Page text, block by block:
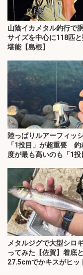
山陰イカメタル釣行で
サイズを中心に118匹と
堪能【島根】
陸っぱりルアーフィッ
「1投目」が超重要 釣
度が最も高いのも「1投
メタルジグで大型シロ
ってみた【佐賀】着底
27.5cmでかキスがヒッ